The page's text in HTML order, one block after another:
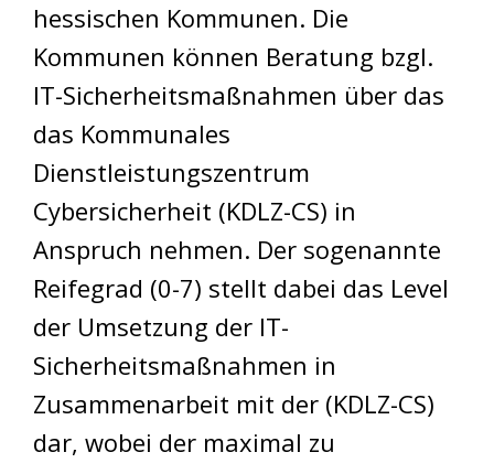
hessischen Kommunen. Die
Kommunen können Beratung bzgl.
IT-Sicherheitsmaßnahmen über das
das Kommunales
Dienstleistungszentrum
Cybersicherheit (KDLZ-CS) in
Anspruch nehmen. Der sogenannte
Reifegrad (0-7) stellt dabei das Level
der Umsetzung der IT-
Sicherheitsmaßnahmen in
Zusammenarbeit mit der (KDLZ-CS)
dar, wobei der maximal zu